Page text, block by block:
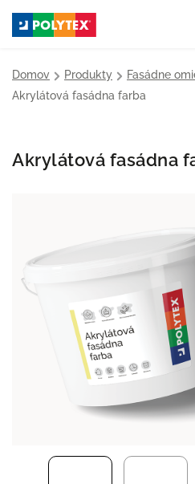
Domov / Produkty / Fasádne
Akrylátová fasádna farba
Akrylátová fasádna